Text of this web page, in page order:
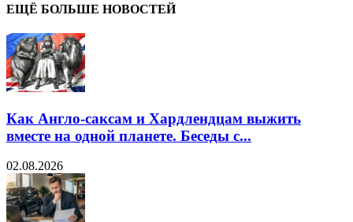
ЕЩЁ БОЛЬШЕ НОВОСТЕЙ
Как Англо-саксам и Хардлендцам выжить
вместе на одной планете. Беседы с...
02.08.2026